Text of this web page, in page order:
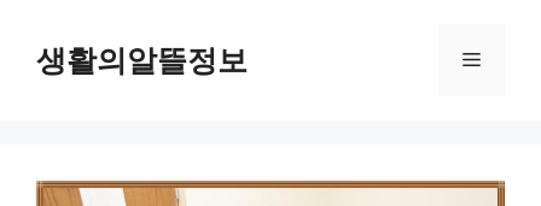
생활의알뜰정보 메